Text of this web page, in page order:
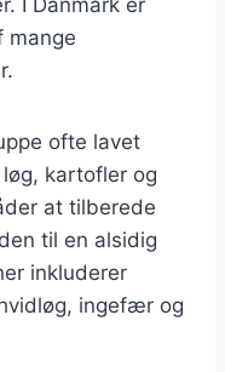
mange
ofte lavet
kartofler og
at tilberede
til en alsidig
inkluderer
ingefær og